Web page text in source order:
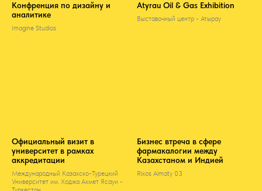
Конфренция по дизайну и
аналитике
Imagine Studios
Atyrau Oil & Gas Exhibition
Выставочный центр - Атырау
Официальный визит в
университет в рамках
аккредитации
Международный Казахско-Турецкий
Университет им. Ходжа Ахмет Ясауи -
Бизнес втреча в сфере
фармакалогии между
Казахстаном и Индией
Rixos Almaty 03